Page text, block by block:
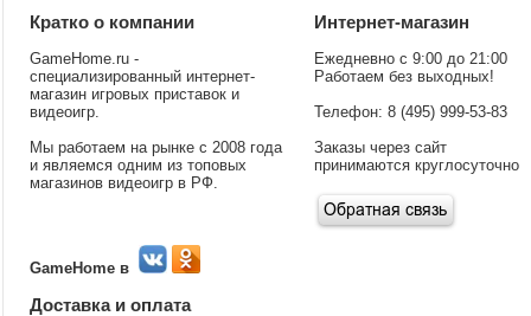
Кратко о компании
GameHome.ru -
специализированный интернет-
магазин игровых приставок и
видеоигр.
Мы работаем на рынке с 2008 года
и являемся одним из топовых
магазинов видеоигр в РФ.
GameHome в
Интернет-магазин
Ежедневно с 9:00 до 21:00
Работаем без выходных!
Телефон: 8 (495) 999-53-83
Заказы через сайт
принимаются круглосуточно
Доставка и оплата